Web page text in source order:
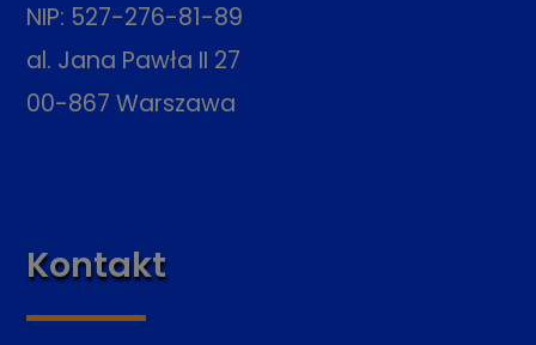
NIP: 527-276-81-89
al. Jana Pawła II 27
00-867 Warszawa
Kontakt